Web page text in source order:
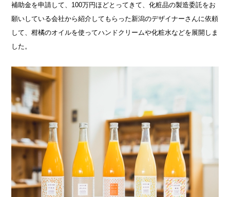
補助金を申請して、100万円ほどとってきて、化粧品の製造委託をお
願いしている会社から紹介してもらった新潟のデザイナーさんに依頼
して、柑橘のオイルを使ってハンドクリームや化粧水などを展開しま
した。